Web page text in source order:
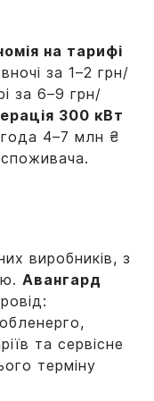
на тарифі
за 1–2 грн/
за 6–9 грн/
300 кВт
4–7 млн ₴
виробників, з
Авангард
та сервісне
терміну